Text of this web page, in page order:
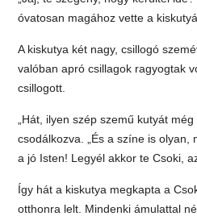
óvatosan magához vette a
A kiskutya két nagy, csillogó
valóban apró csillagok ragyogtak
csillogott.
„Hát, ilyen szép szemű kutyát
csodálkozva. „És a színe is olyan,
a jó Isten! Legyél akkor te Csoki,
Így hát a kiskutya megkapta a
otthonra lelt. Mindenki ámulattal